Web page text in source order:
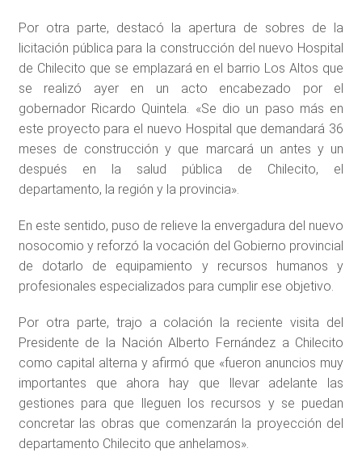
Por otra parte, destacó la apertura de sobres de la
licitación pública para la construcción del nuevo Hospital
de Chilecito que se emplazará en el barrio Los Altos que
se realizó ayer en un acto encabezado por el
gobernador Ricardo Quintela. «Se dio un paso más en
este proyecto para el nuevo Hospital que demandará 36
meses de construcción y que marcará un antes y un
después en la salud pública de Chilecito, el
departamento, la región y la provincia».
En este sentido, puso de relieve la envergadura del nuevo
nosocomio y reforzó la vocación del Gobierno provincial
de dotarlo de equipamiento y recursos humanos y
profesionales especializados para cumplir ese objetivo.
Por otra parte, trajo a colación la reciente visita del
Presidente de la Nación Alberto Fernández a Chilecito
como capital alterna y afirmó que «fueron anuncios muy
importantes que ahora hay que llevar adelante las
gestiones para que lleguen los recursos y se puedan
concretar las obras que comenzarán la proyección del
departamento Chilecito que anhelamos».